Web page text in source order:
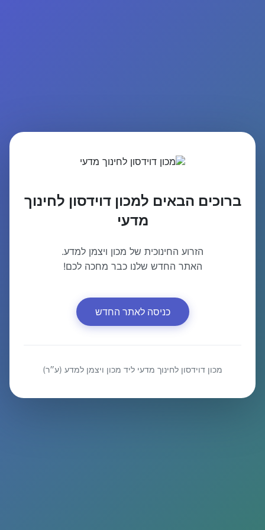
ברוכים הבאים למכון דוידסון לחינוך
מדעי
הזרוע החינוכית של מכון ויצמן למדע.
האתר החדש שלנו כבר מחכה לכם!
כניסה לאתר החדש
מכון דוידסון לחינוך מדעי ליד מכון ויצמן למדע (ע״ר)